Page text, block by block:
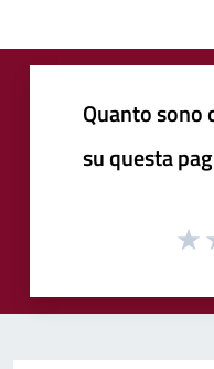
Quanto sono
su questa